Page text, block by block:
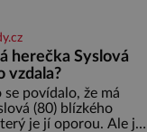
i odpočinek a
každou etapu života
potřeby dítěte. Pro
je klíčová
měkkost a
by pokoj
působit především
herečka Syslová
vzdala?
se povídalo, že má
(80) blízkého
je jí oporou. Ale je